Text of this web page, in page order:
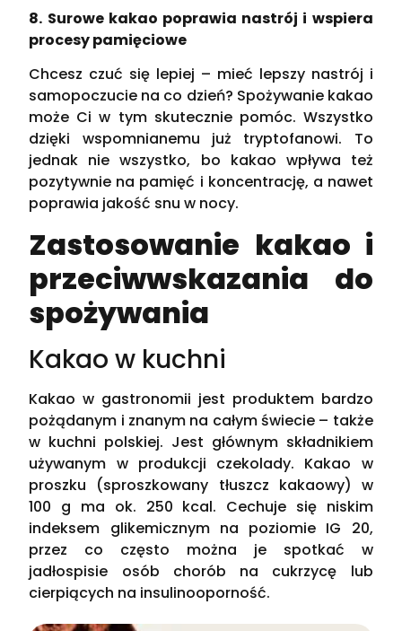
8. Surowe kakao poprawia nastrój i wspiera
procesy pamięciowe
Chcesz czuć się lepiej – mieć lepszy nastrój i
samopoczucie na co dzień? Spożywanie kakao
może Ci w tym skutecznie pomóc. Wszystko
dzięki wspomnianemu już tryptofanowi. To
jednak nie wszystko, bo kakao wpływa też
pozytywnie na pamięć i koncentrację, a nawet
poprawia jakość snu w nocy.
Zastosowanie kakao i
przeciwwskazania do
spożywania
Kakao w kuchni
Kakao w gastronomii jest produktem bardzo
pożądanym i znanym na całym świecie – także
w kuchni polskiej. Jest głównym składnikiem
używanym w produkcji czekolady. Kakao w
proszku (sproszkowany tłuszcz kakaowy) w
100 g ma ok. 250 kcal. Cechuje się niskim
indeksem glikemicznym na poziomie IG 20,
przez co często można je spotkać w
jadłospisie osób chorób na cukrzycę lub
cierpiących na insulinooporność.